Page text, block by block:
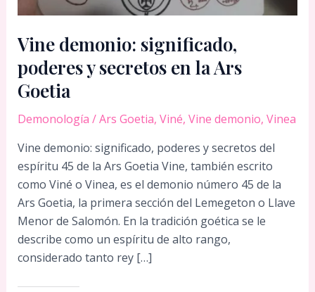
Vine demonio: significado,
poderes y secretos en la Ars
Goetia
Demonología /Ars Goetia, Viné, Vine demonio, Vinea
Vine demonio: significado, poderes y secretos del
espíritu 45 de la Ars Goetia Vine, también escrito
como Viné o Vinea, es el demonio número 45 de la
Ars Goetia, la primera sección del Lemegeton o Llave
Menor de Salomón. En la tradición goética se le
describe como un espíritu de alto rango,
considerado tanto rey […]